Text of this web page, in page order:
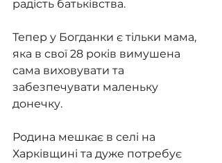
радість батьківства.
Тепер у Богданки є тільки мама,
яка в свої 28 років вимушена
сама виховувати та
забезпечувати маленьку
донечку.
Родина мешкає в селі на
Харківщині та дуже потребує